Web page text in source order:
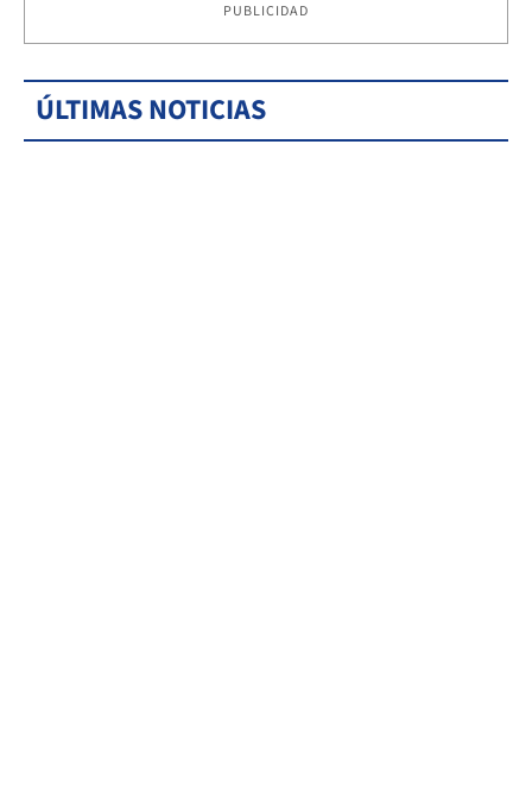
PUBLICIDAD
ÚLTIMAS NOTICIAS